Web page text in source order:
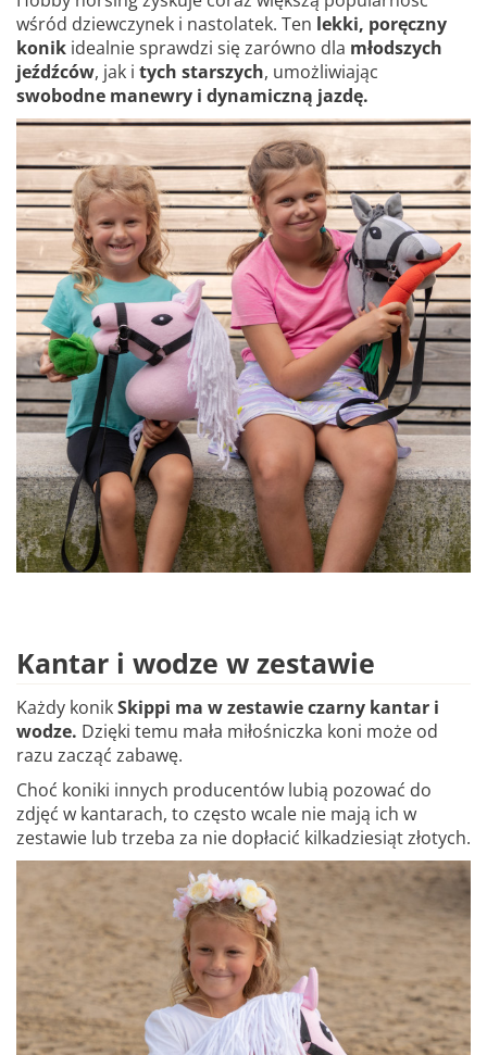
wśród dziewczynek i nastolatek. Ten lekki, poręczny
konik idealnie sprawdzi się zarówno dla młodszych
jeźdźców, jak i tych starszych, umożliwiając
swobodne manewry i dynamiczną jazdę.
Kantar i wodze w zestawie
Każdy konikSkippi ma w zestawie czarny kantar i
wodze. Dzięki temu mała miłośniczka koni może od
razu zacząć zabawę.
Choć koniki innych producentów lubią pozować do
zdjęć w kantarach, to często wcale nie mają ich w
zestawie lub trzeba za nie dopłacić kilkadziesiąt złotych.